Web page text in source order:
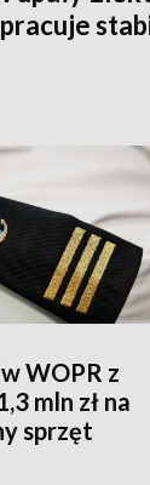
WOPR z
mln zł na
sprzęt